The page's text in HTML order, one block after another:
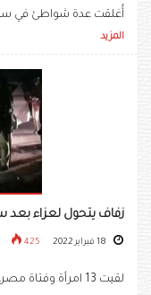
أُغلقت عدة شواطئ في
المزيد
زفاف يتحول لعزاء بعد سقوط 13
425
لقيت 13 امرأة وفتاة مصرعهن بعد سقوطهن في بئر عند .....